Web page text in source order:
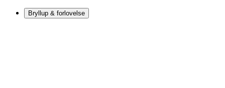
Bryllup & forlovelse